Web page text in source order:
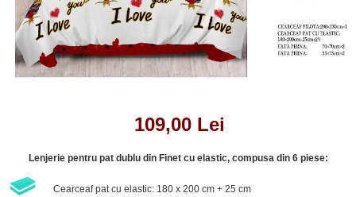
Lenjerii de pat Finet cu PLIURI
Lenjerii de pat finet Home
Lenjerii de pat Saten 4 piese cu
elastic
109,00 Lei
Lenjerie pentru pat dublu din Finet cu elastic, compusa din 6 piese:
Cearceaf pat cu elastic: 180 x 200 cm + 25 cm